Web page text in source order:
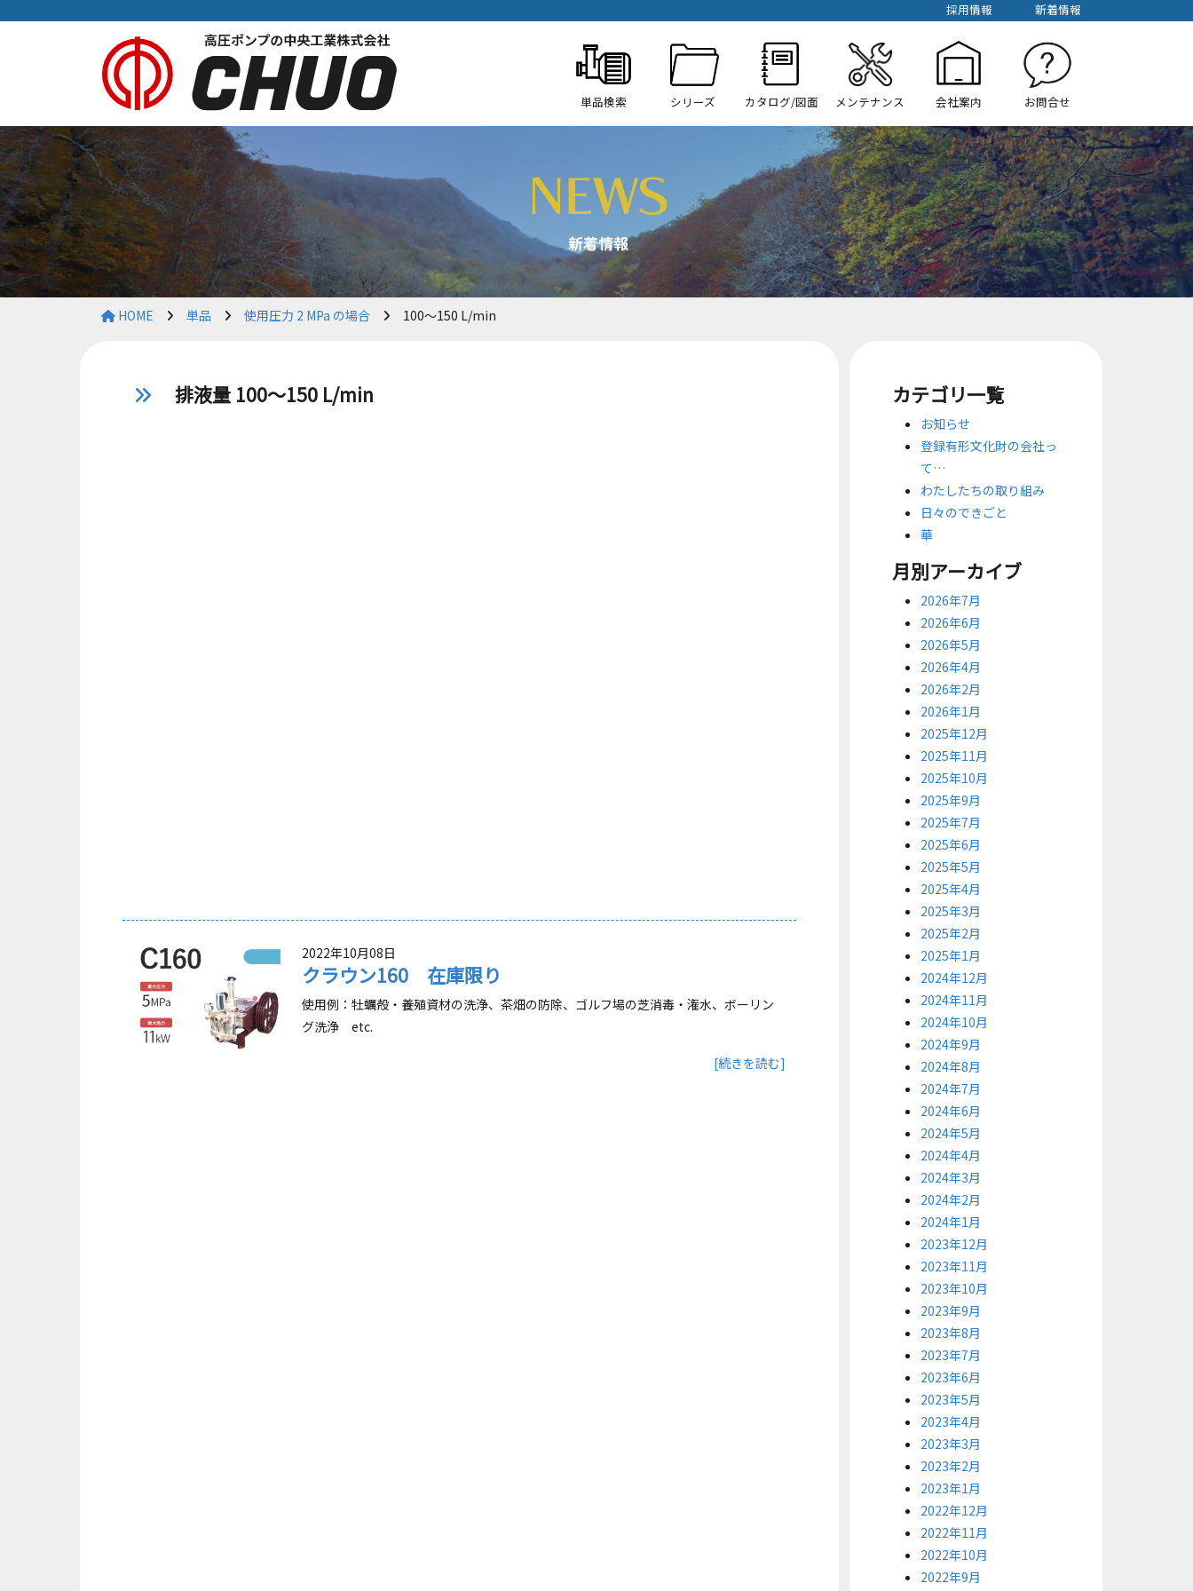
採用情報 新着情報
単品検索 シリーズ カタログ/図面 メンテナンス 会社案内 お問合せ
HOME 単品 使用圧力 2 MPa の場合 100～150 L/min
排液量 100～150 L/min
2022年10月08日
クラウン160 在庫限り
使用例：牡蠣殻・養殖資材の洗浄、茶畑の防除、ゴルフ場の芝消毒・潅水、ボーリン
グ洗浄 etc.
[続きを読む]
カテゴリ一覧
お知らせ
登録有形文化財の会社っ
て…
わたしたちの取り組み
日々のできごと
華
月別アーカイブ
2026年7月
2026年6月
2026年5月
2026年4月
2026年2月
2026年1月
2025年12月
2025年11月
2025年10月
2025年9月
2025年7月
2025年6月
2025年5月
2025年4月
2025年3月
2025年2月
2025年1月
2024年12月
2024年11月
2024年10月
2024年9月
2024年8月
2024年7月
2024年6月
2024年5月
2024年4月
2024年3月
2024年2月
2024年1月
2023年12月
2023年11月
2023年10月
2023年9月
2023年8月
2023年7月
2023年6月
2023年5月
2023年4月
2023年3月
2023年2月
2023年1月
2022年12月
2022年11月
2022年10月
2022年9月